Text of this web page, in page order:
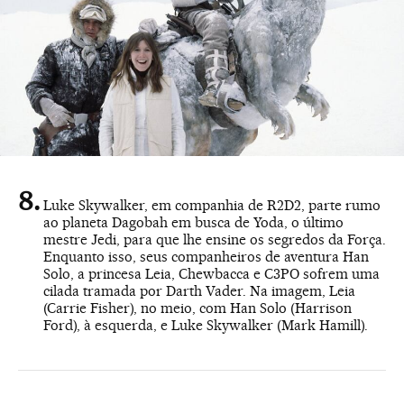
Luke Skywalker, em companhia de R2D2, parte rumo
ao planeta Dagobah em busca de Yoda, o último
mestre Jedi, para que lhe ensine os segredos da Força.
Enquanto isso, seus companheiros de aventura Han
Solo, a princesa Leia, Chewbacca e C3PO sofrem uma
cilada tramada por Darth Vader. Na imagem, Leia
(Carrie Fisher), no meio, com Han Solo (Harrison
Ford), à esquerda, e Luke Skywalker (Mark Hamill).